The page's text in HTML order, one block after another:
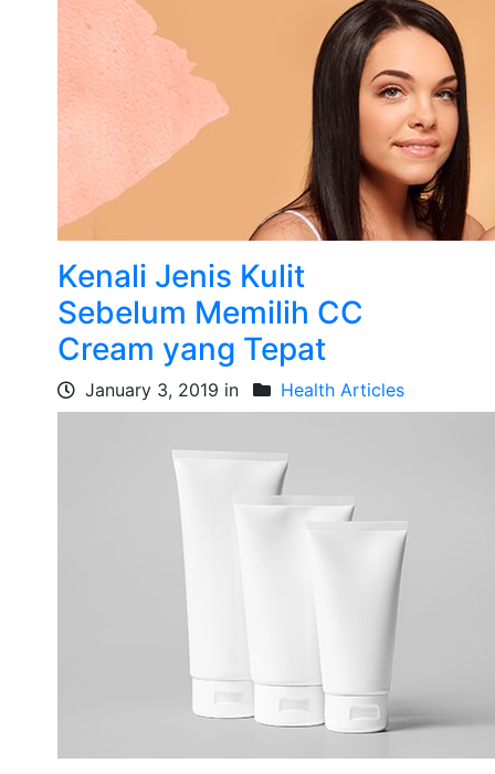
Kenali Jenis Kulit
Sebelum Memilih CC
Cream yang Tepat
January 3, 2019 in Health Articles